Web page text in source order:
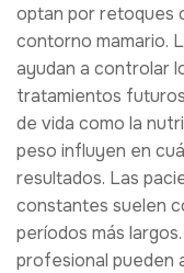
optan por retoques
contorno mamario.
ayudan a controlar
tratamientos
de vida como la
peso influyen en
resultados. Las
constantes suelen
períodos más
profesional pueden